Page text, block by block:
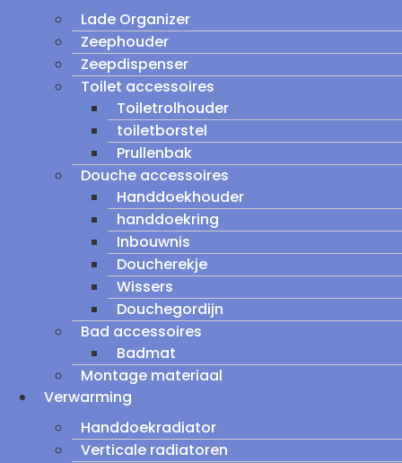
Lade Organizer
Zeephouder
Zeepdispenser
Toilet accessoires
Toiletrolhouder
toiletborstel
Prullenbak
Douche accessoires
Handdoekhouder
handdoekring
Inbouwnis
Doucherekje
Wissers
Douchegordijn
Bad accessoires
Badmat
Montage materiaal
Verwarming
Handdoekradiator
Verticale radiatoren